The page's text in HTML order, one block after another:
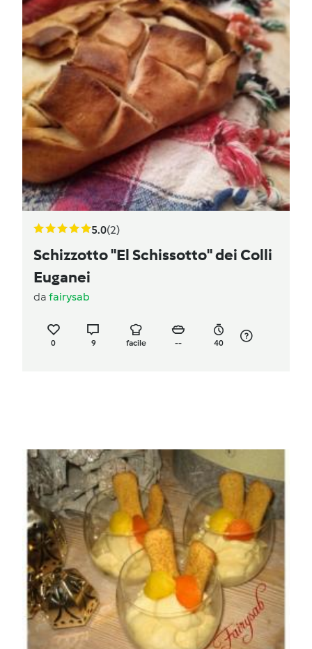
5.0(2)
Schizzotto "El Schissotto" dei Colli
Euganei
da fairysab
0 9 facile -- 40